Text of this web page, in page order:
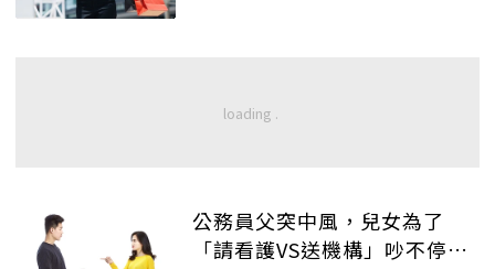
公務員父突中風，兒女為了
「請看護VS送機構」吵不停…